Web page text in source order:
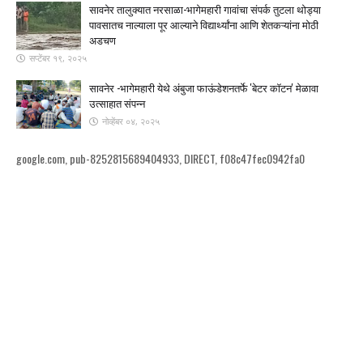
सावनेर तालुक्यात नरसाळा-भागेमहारी गावांचा संपर्क तुटला ​थोड्या
पावसातच नाल्याला पूर आल्याने विद्यार्थ्यांना आणि शेतकऱ्यांना मोठी
अडचण
सप्टेंबर १९, २०२५
सावनेर -भागेमहारी येथे अंबुजा फाऊंडेशनतर्फे 'बेटर कॉटन' मेळावा
उत्साहात संपन्न
नोव्हेंबर ०४, २०२५
google.com, pub-8252815689404933, DIRECT, f08c47fec0942fa0